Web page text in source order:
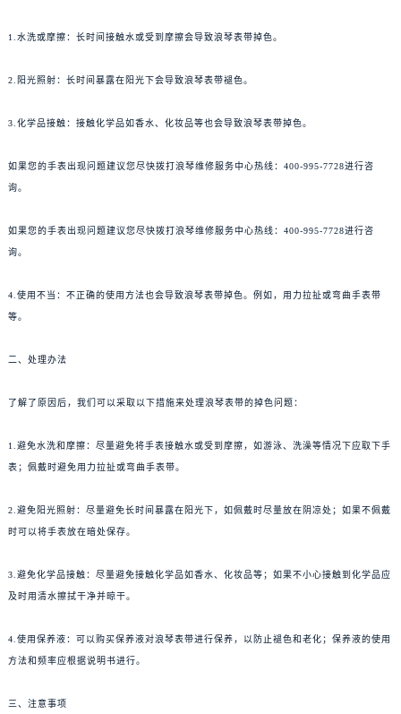
1.水洗或摩擦：长时间接触水或受到摩擦会导致浪琴表带掉色。
2.阳光照射：长时间暴露在阳光下会导致浪琴表带褪色。
3.化学品接触：接触化学品如香水、化妆品等也会导致浪琴表带掉色。
如果您的手表出现问题建议您尽快拨打浪琴维修服务中心热线：400-995-7728进行咨
询。
如果您的手表出现问题建议您尽快拨打浪琴维修服务中心热线：400-995-7728进行咨
询。
4.使用不当：不正确的使用方法也会导致浪琴表带掉色。例如，用力拉扯或弯曲手表带
等。
二、处理办法
了解了原因后，我们可以采取以下措施来处理浪琴表带的掉色问题：
1.避免水洗和摩擦：尽量避免将手表接触水或受到摩擦，如游泳、洗澡等情况下应取下手
表；佩戴时避免用力拉扯或弯曲手表带。
2.避免阳光照射：尽量避免长时间暴露在阳光下，如佩戴时尽量放在阴凉处；如果不佩戴
时可以将手表放在暗处保存。
3.避免化学品接触：尽量避免接触化学品如香水、化妆品等；如果不小心接触到化学品应
及时用清水擦拭干净并晾干。
4.使用保养液：可以购买保养液对浪琴表带进行保养，以防止褪色和老化；保养液的使用
方法和频率应根据说明书进行。
三、注意事项